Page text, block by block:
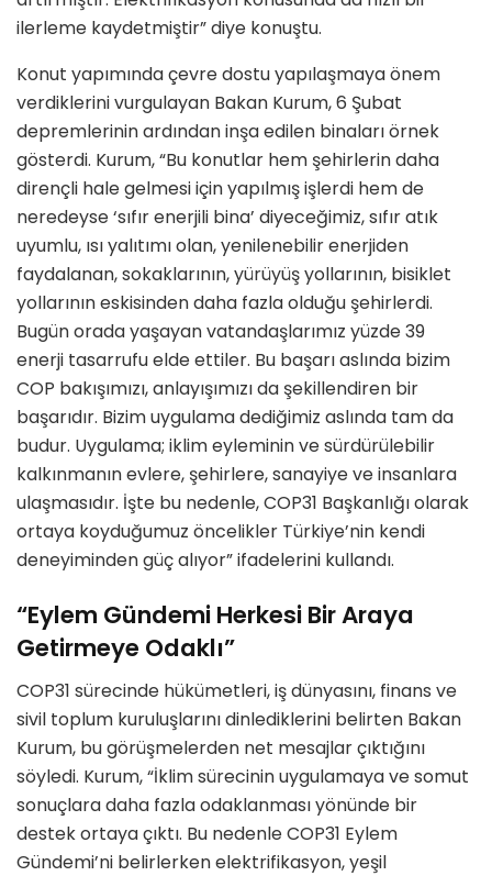
ilerleme kaydetmiştir” diye konuştu.
Konut yapımında çevre dostu yapılaşmaya önem
verdiklerini vurgulayan Bakan Kurum, 6 Şubat
depremlerinin ardından inşa edilen binaları örnek
gösterdi. Kurum, “Bu konutlar hem şehirlerin daha
dirençli hale gelmesi için yapılmış işlerdi hem de
neredeyse ‘sıfır enerjili bina’ diyeceğimiz, sıfır atık
uyumlu, ısı yalıtımı olan, yenilenebilir enerjiden
faydalanan, sokaklarının, yürüyüş yollarının, bisiklet
yollarının eskisinden daha fazla olduğu şehirlerdi.
Bugün orada yaşayan vatandaşlarımız yüzde 39
enerji tasarrufu elde ettiler. Bu başarı aslında bizim
COP bakışımızı, anlayışımızı da şekillendiren bir
başarıdır. Bizim uygulama dediğimiz aslında tam da
budur. Uygulama; iklim eyleminin ve sürdürülebilir
kalkınmanın evlere, şehirlere, sanayiye ve insanlara
ulaşmasıdır. İşte bu nedenle, COP31 Başkanlığı olarak
ortaya koyduğumuz öncelikler Türkiye’nin kendi
deneyiminden güç alıyor” ifadelerini kullandı.
“Eylem Gündemi Herkesi Bir Araya
Getirmeye Odaklı”
COP31 sürecinde hükümetleri, iş dünyasını, finans ve
sivil toplum kuruluşlarını dinlediklerini belirten Bakan
Kurum, bu görüşmelerden net mesajlar çıktığını
söyledi. Kurum, “İklim sürecinin uygulamaya ve somut
sonuçlara daha fazla odaklanması yönünde bir
destek ortaya çıktı. Bu nedenle COP31 Eylem
Gündemi’ni belirlerken elektrifikasyon, yeşil